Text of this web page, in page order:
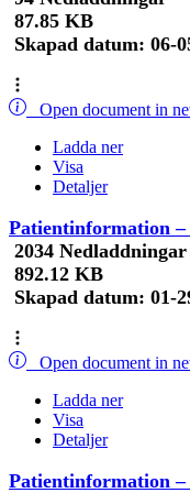
87.85 KB
Skapad datum: 06-
Open document in
Ladda ner
Visa
Detaljer
Patientinformation
2034 Nedladdningar
892.12 KB
Skapad datum: 01-
Open document in
Ladda ner
Visa
Detaljer
Patientinformation